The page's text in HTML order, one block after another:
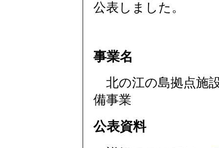
公表しました。
事業名
北の江の島拠点施
備事業
公表資料